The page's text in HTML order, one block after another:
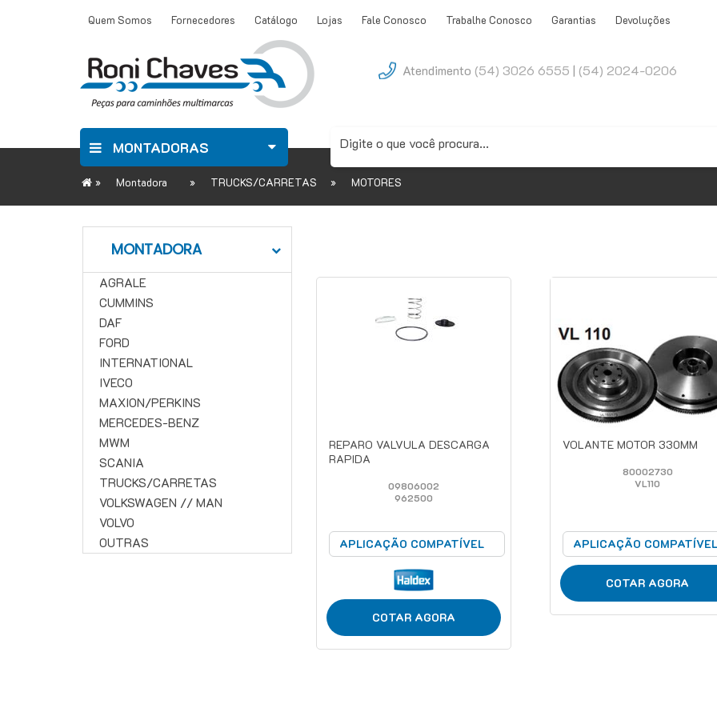
Quem Somos Fornecedores Catálogo Lojas Fale Conosco Trabalhe Conosco Garantias Devoluções
Atendimento (54) 3026 6555 | (54) 2024-0206
MONTADORAS
» Montadora » TRUCKS/CARRETAS » MOTORES
MONTADORA
AGRALE
CUMMINS
DAF
FORD
INTERNATIONAL
IVECO
MAXION/PERKINS
MERCEDES-BENZ
MWM
SCANIA
TRUCKS/CARRETAS
VOLKSWAGEN // MAN
VOLVO
OUTRAS
REPARO VALVULA DESCARGA
RAPIDA
09806002
962500
APLICAÇÃO COMPATÍVEL
COTAR AGORA
VOLANTE MOTOR 330MM
80002730
VL110
APLICAÇÃO COMPATÍVEL
COTAR AGORA